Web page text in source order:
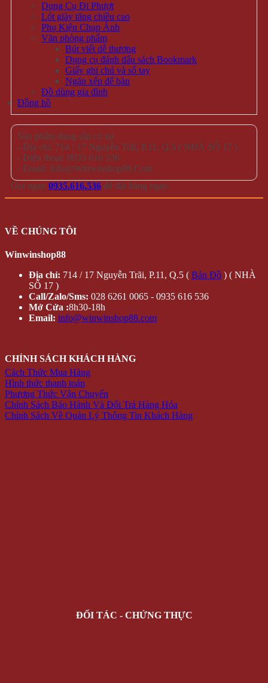
Dụng Cụ Đi Phượt
Lót giày tăng chiều cao
Phụ Kiện Chụp Ảnh
Văn phòng phẩm
Bút viết dễ thương
Dụng cụ đánh dấu sách Bookmark
Giấy ghi chú và sổ tay
Ngăn xếp để bàn
Đồ dùng gia đình
Đồng hồ
Sản phẩm đang sẵn có tại
- Địa chỉ: 714 / 17 Nguyễn Trãi, P.11, Q.5 ( NHÀ SỐ 17 )
- Điện thoại: 0935 616 536
- Email: Info@Winwinshop88.Com
Gọi ngay 0935.616.536 để đặt hàng ngay.
VỀ CHÚNG TÔI
Winwinshop88
Địa chỉ: 714 / 17 Nguyễn Trãi, P.11, Q.5 ( Bản Đồ ) ( NHÀ
SỐ 17 )
Call/Zalo/Sms: 028 6261 0065 - 0935 616 536
Mở Cửa :8h30-18h
Email: info@winwinshop88.com
CHÍNH SÁCH KHÁCH HÀNG
Cách Thức Mua Hàng
Hình thức thanh toán
Phương Thức Vận Chuyển
Chính Sách Bảo Hành Và Đổi Trả Hàng Hóa
Chính Sách Về Quản Lý Thông Tin Khách Hàng
ĐỐI TÁC - CHỨNG THỰC